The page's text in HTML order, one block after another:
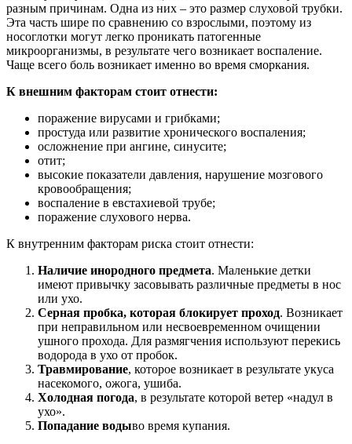
разным причинам. Одна из них – это размер слуховой трубки.
Эта часть шире по сравнению со взрослыми, поэтому из
носоглотки могут легко проникать патогенные
микроорганизмы, в результате чего возникает воспаление.
Чаще всего боль возникает именно во время сморкания.
К внешним факторам стоит отнести:
поражение вирусами и грибками;
простуда или развитие хронического воспаления;
осложнение при ангине, синусите;
отит;
высокие показатели давления, нарушение мозгового
кровообращения;
воспаление в евстахиевой трубе;
поражение слухового нерва.
К внутренним факторам риска стоит отнести:
Наличие инородного предмета. Маленькие детки
имеют привычку засовывать различные предметы в нос
или ухо.
Серная пробка, которая блокирует проход. Возникает
при неправильном или несвоевременном очищении
ушного прохода. Для размягчения используют перекись
водорода в ухо от пробок.
Травмирование, которое возникает в результате укуса
насекомого, ожога, ушиба.
Холодная погода, в результате которой ветер «надул в
ухо».
Попадание водыво время купания.